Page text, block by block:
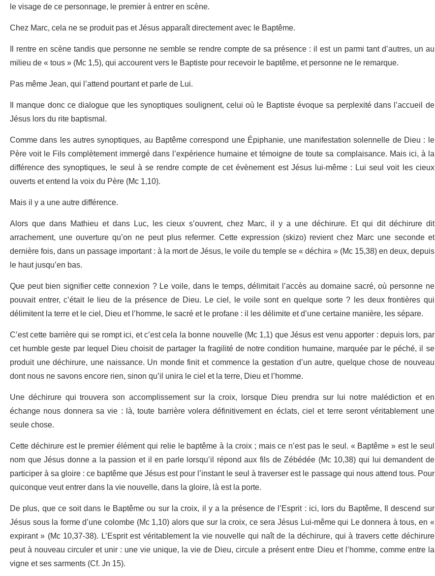
le visage de ce personnage, le premier à entrer en scène.
Chez Marc, cela ne se produit pas et Jésus apparaît directement avec le Baptême.
Il rentre en scène tandis que personne ne semble se rendre compte de sa présence : il est un parmi tant d’autres, un au
milieu de « tous » (Mc 1,5), qui accourent vers le Baptiste pour recevoir le baptême, et personne ne le remarque.
Pas même Jean, qui l’attend pourtant et parle de Lui.
Il manque donc ce dialogue que les synoptiques soulignent, celui où le Baptiste évoque sa perplexité dans l’accueil de
Jésus lors du rite baptismal.
Comme dans les autres synoptiques, au Baptême correspond une Épiphanie, une manifestation solennelle de Dieu : le
Père voit le Fils complètement immergé dans l’expérience humaine et témoigne de toute sa complaisance. Mais ici, à la
différence des synoptiques, le seul à se rendre compte de cet évènement est Jésus lui-même : Lui seul voit les cieux
ouverts et entend la voix du Père (Mc 1,10).
Mais il y a une autre différence.
Alors que dans Mathieu et dans Luc, les cieux s’ouvrent, chez Marc, il y a une déchirure. Et qui dit déchirure dit
arrachement, une ouverture qu’on ne peut plus refermer. Cette expression (skizo) revient chez Marc une seconde et
dernière fois, dans un passage important : à la mort de Jésus, le voile du temple se « déchira » (Mc 15,38) en deux, depuis
le haut jusqu’en bas.
Que peut bien signifier cette connexion ? Le voile, dans le temps, délimitait l’accès au domaine sacré, où personne ne
pouvait entrer, c’était le lieu de la présence de Dieu. Le ciel, le voile sont en quelque sorte ? les deux frontières qui
délimitent la terre et le ciel, Dieu et l’homme, le sacré et le profane : il les délimite et d’une certaine manière, les sépare.
C’est cette barrière qui se rompt ici, et c’est cela la bonne nouvelle (Mc 1,1) que Jésus est venu apporter : depuis lors, par
cet humble geste par lequel Dieu choisit de partager la fragilité de notre condition humaine, marquée par le péché, il se
produit une déchirure, une naissance. Un monde finit et commence la gestation d’un autre, quelque chose de nouveau
dont nous ne savons encore rien, sinon qu’il unira le ciel et la terre, Dieu et l’homme.
Une déchirure qui trouvera son accomplissement sur la croix, lorsque Dieu prendra sur lui notre malédiction et en
échange nous donnera sa vie : là, toute barrière volera définitivement en éclats, ciel et terre seront véritablement une
seule chose.
Cette déchirure est le premier élément qui relie le baptême à la croix ; mais ce n’est pas le seul. « Baptême » est le seul
nom que Jésus donne a la passion et il en parle lorsqu’il répond aux fils de Zébédée (Mc 10,38) qui lui demandent de
participer à sa gloire : ce baptême que Jésus est pour l’instant le seul à traverser est le passage qui nous attend tous. Pour
quiconque veut entrer dans la vie nouvelle, dans la gloire, là est la porte.
De plus, que ce soit dans le Baptême ou sur la croix, il y a la présence de l’Esprit : ici, lors du Baptême, Il descend sur
Jésus sous la forme d’une colombe (Mc 1,10) alors que sur la croix, ce sera Jésus Lui-même qui Le donnera à tous, en «
expirant » (Mc 10,37-38). L’Esprit est véritablement la vie nouvelle qui naît de la déchirure, qui à travers cette déchirure
peut à nouveau circuler et unir : une vie unique, la vie de Dieu, circule a présent entre Dieu et l’homme, comme entre la
vigne et ses sarments (Cf. Jn 15).